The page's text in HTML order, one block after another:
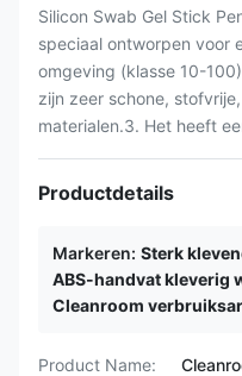
Silicon Swab Gel Stick
speciaal ontworpen voor
omgeving (klasse 10-
zijn zeer schone,
materialen.3. Het heeft
Productdetails
Markeren: Sterk
ABS-handvat kleverig
Cleanroom
Product Name: